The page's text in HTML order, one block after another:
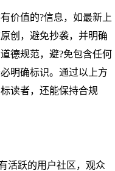
价值的?信息，如最新上
创，避免抄袭，并明确
德规范，避?免包含任何
明确标识。通过以上方
读者，还能保持合规
活跃的用户社区，观众